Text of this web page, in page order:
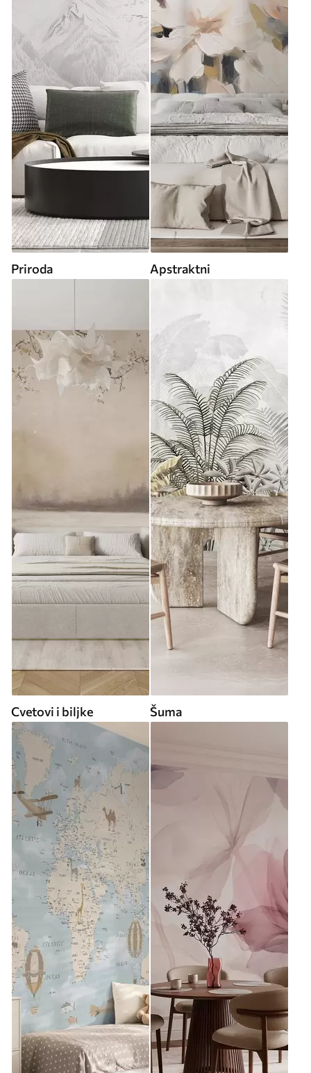
Priroda Apstraktni
Cvetovi i biljke Šuma